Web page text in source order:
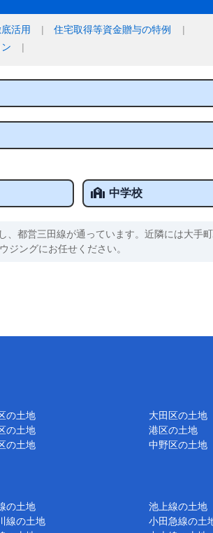
活用
住宅取得等資金贈与の特例
中学校
都営三田線が通っています。近隣には大手
ジングにお任せください。
の土地
大田区の土地
の土地
港区の土地
の土地
中野区の土地
の土地
池上線の土地
線の土地
小田急線の土